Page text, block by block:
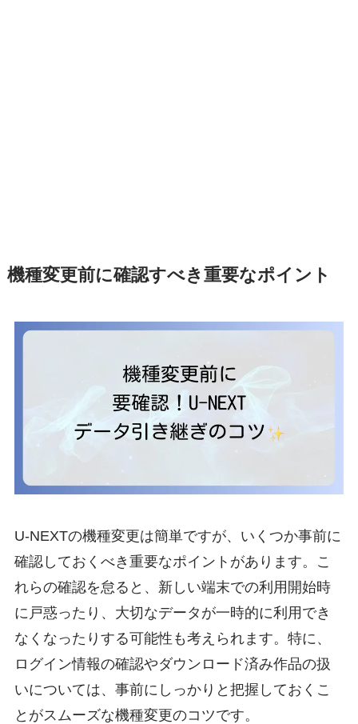
機種変更前に確認すべき重要なポイント
U-NEXTの機種変更は簡単ですが、いくつか事前に
確認しておくべき重要なポイントがあります。こ
れらの確認を怠ると、新しい端末での利用開始時
に戸惑ったり、大切なデータが一時的に利用でき
なくなったりする可能性も考えられます。特に、
ログイン情報の確認やダウンロード済み作品の扱
いについては、事前にしっかりと把握しておくこ
とがスムーズな機種変更のコツです。